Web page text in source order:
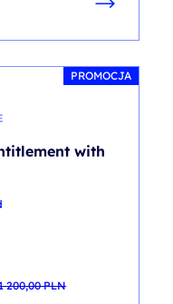
PROMOCJA
with
200,00PLN